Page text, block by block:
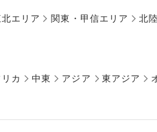
エリア 関東・甲信エリア 北
カ 中東 アジア 東アジア